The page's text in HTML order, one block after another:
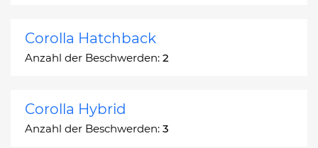
Corolla Hatchback
Anzahl der Beschwerden: 2
Corolla Hybrid
Anzahl der Beschwerden: 3